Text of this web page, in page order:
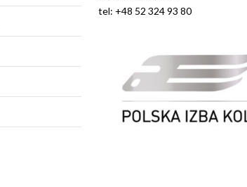
tel: +48 52 324 93 80